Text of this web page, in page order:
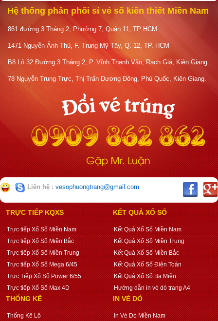
Hệ thống phân phối sỉ vé số kiến thiết Miền Nam
861 đường 3 Tháng 2, Phường 7, Quận 11, TP HCM
1471 Nguyễn Ảnh Thủ, F. Trung Mỹ Tây, Q. 12, TP. HCM
B8 Lô 32 Đường 3 Tháng 2, P. Vĩnh Thanh Vân, Rạch Giá, Kiên Giang.
78 Nguyễn Trung Trực, Thị Trấn Dương Đông, Phú Quốc, Kiên Giang.
Liên hệ : vesophuongtrang@gmail.com
TRỰC TIẾP KQXS
Trực tiếp Xổ Số Miền Nam
Trực tiếp Xổ Số Miền Bắc
Trực tiếp Xổ Số Miền Trung
Trực tiếp Xổ Số Mega 6/45
Trực Tiếp Xổ Số Power 6/55
Trực tiếp Xổ Số Max 4D
KẾT QUẢ XỔ SỐ
Kết Quả Xổ Số Miền Nam
Kết Quả Xổ Số Miền Trung
Kết Quả Xổ Số Miền Bắc
Kết Quả Xổ Số Điện Toán
Kết Quả Xổ Số Ba Miền
Hướng dẫn in vé dò trang A4
THỐNG KÊ
Thống Kê Lô
IN VÉ DÒ
In Vé Dò Miền Nam